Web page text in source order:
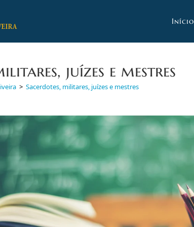
Início
juízes e mestres
> Sacerdotes, militares, juízes e mestres